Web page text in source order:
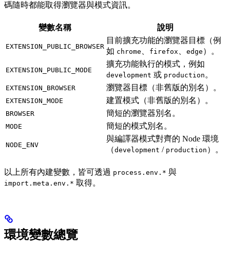
碼隨時都能取得瀏覽器與模式資訊。
變數名稱 說明
EXTENSION_PUBLIC_BROWSER
目前擴充功能的瀏覽器目標（例
如 chrome 、 firefox 、 edge ）。
EXTENSION_PUBLIC_MODE
擴充功能執行的模式，例如
development 或 production。
EXTENSION_BROWSER 瀏覽器目標（非舊版的別名）。
EXTENSION_MODE 建置模式（非舊版的別名）。
BROWSER 簡短的瀏覽器別名。
MODE 簡短的模式別名。
NODE_ENV
與編譯器模式對齊的 Node 環境
（development / production ）。
以上所有內建變數，皆可透過 process.env.* 與
import.meta.env.* 取得。
環境變數總覽